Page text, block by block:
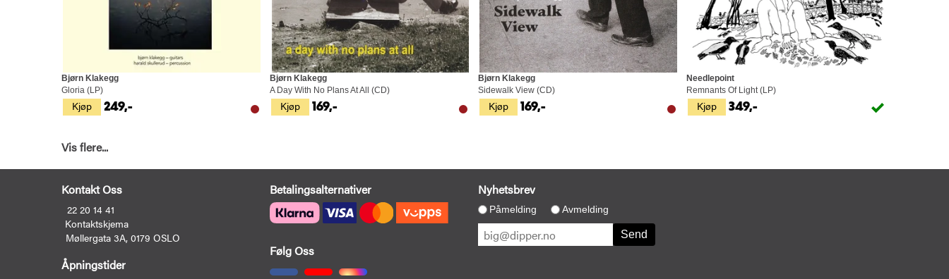
Kjøp
Bjørn Klakegg
Gloria (LP)
249,- Kjøp
Bjørn Klakegg
A Day With No Plans At All (CD)
169,- Kjøp
Bjørn Klakegg
Sidewalk View (CD)
169,- Kjøp
Needlepoint
Remnants Of Light (LP)
349,-
Vis flere...
Kontakt Oss
22 20 14 41
Kontaktskjema
Møllergata 3A, 0179 OSLO
Åpningstider
Betalingsalternativer
Følg Oss
Nyhetsbrev
Påmelding Avmelding